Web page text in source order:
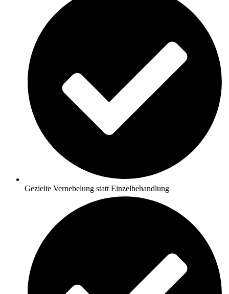
Gezielte Vernebelung statt Einzelbehandlung